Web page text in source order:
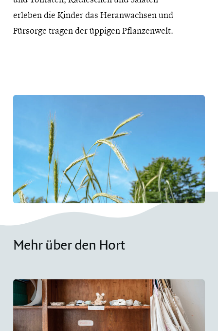
erleben die Kinder das Heranwachsen und
Fürsorge tragen der üppigen Pflanzenwelt.
Mehr über den Hort